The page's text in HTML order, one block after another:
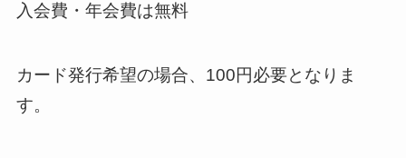
入会費・年会費は無料
カード発行希望の場合、100円必要となりま
す。